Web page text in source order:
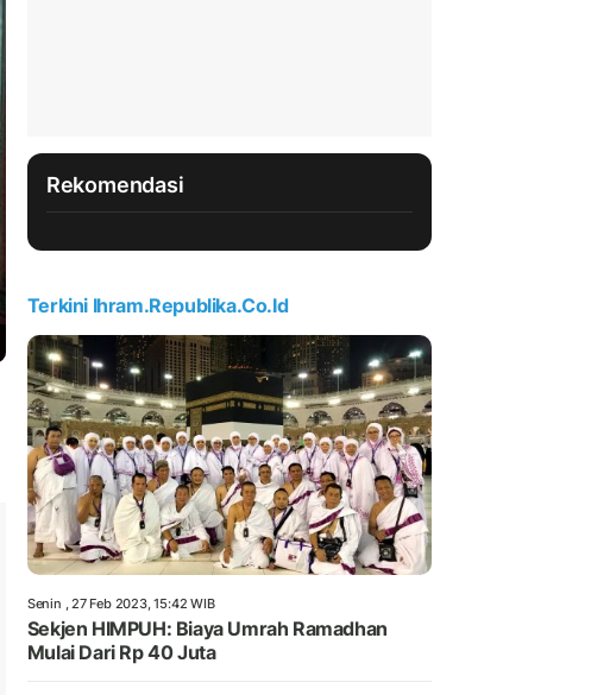
Rekomendasi
Terkini Ihram.republika.co.id
Senin , 27 Feb 2023, 15:42 WIB
Sekjen HIMPUH: Biaya Umrah Ramadhan
Mulai Dari Rp 40 Juta